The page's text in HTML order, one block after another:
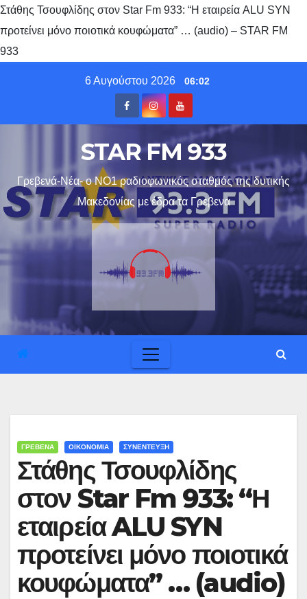
Στάθης Τσουφλίδης στον Star Fm 933: “Η εταιρεία ALU SYN
προτείνει μόνο ποιοτικά κουφώματα” … (audio) – STAR FM
933
6 Αυγούστου 2026 06:02
STAR FM 933
Γρεβενά-Νέα- ο ΝΟ1 ραδιοφωνικός σταθμός της δυτικής
Μακεδονίας με έδρα τα Γρεβενα
ΓΡΕΒΕΝΑ ΟΙΚΟΝΟΜΙΑ ΣΥΝΕΝΤΕΥΞΗ
Στάθης Τσουφλίδης
στον Star Fm 933: “Η
εταιρεία ALU SYN
προτείνει μόνο ποιοτικά
κουφώματα” … (audio)